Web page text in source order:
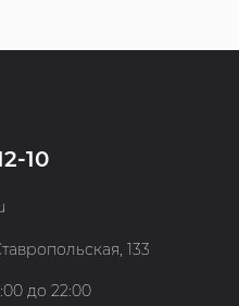
10
133
до 22:00